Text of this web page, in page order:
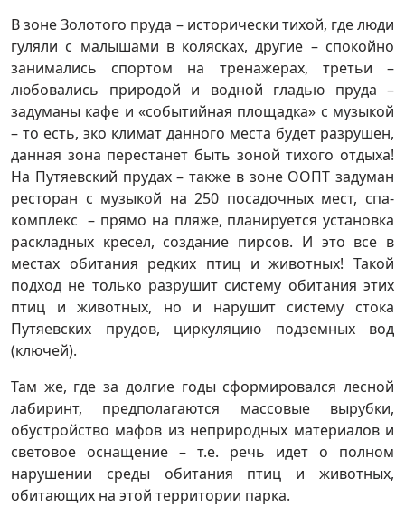
В зоне Золотого пруда – исторически тихой, где люди
гуляли с малышами в колясках, другие – спокойно
занимались спортом на тренажерах, третьи –
любовались природой и водной гладью пруда –
задуманы кафе и «событийная площадка» с музыкой
– то есть, эко климат данного места будет разрушен,
данная зона перестанет быть зоной тихого отдыха!
На Путяевский прудах – также в зоне ООПТ задуман
ресторан с музыкой на 250 посадочных мест, спа-
комплекс – прямо на пляже, планируется установка
раскладных кресел, создание пирсов. И это все в
местах обитания редких птиц и животных! Такой
подход не только разрушит систему обитания этих
птиц и животных, но и нарушит систему стока
Путяевских прудов, циркуляцию подземных вод
(ключей).
Там же, где за долгие годы сформировался лесной
лабиринт, предполагаются массовые вырубки,
обустройство мафов из неприродных материалов и
световое оснащение – т.е. речь идет о полном
нарушении среды обитания птиц и животных,
обитающих на этой территории парка.